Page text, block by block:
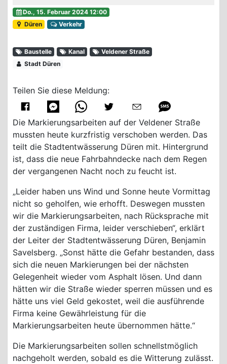
Do., 15. Februar 2024 12:00
Düren
Verkehr
Baustelle Kanal
Veldener Straße
Stadt Düren
Teilen Sie diese Meldung:
Die Markierungsarbeiten auf der Veldener Straße
mussten heute kurzfristig verschoben werden. Das
teilt die Stadtentwässerung Düren mit. Hintergrund
ist, dass die neue Fahrbahndecke nach dem Regen
der vergangenen Nacht noch zu feucht ist.
„Leider haben uns Wind und Sonne heute Vormittag
nicht so geholfen, wie erhofft. Deswegen mussten
wir die Markierungsarbeiten, nach Rücksprache mit
der zuständigen Firma, leider verschieben“, erklärt
der Leiter der Stadtentwässerung Düren, Benjamin
Savelsberg. „Sonst hätte die Gefahr bestanden, dass
sich die neuen Markierungen bei der nächsten
Gelegenheit wieder vom Asphalt lösen. Und dann
hätten wir die Straße wieder sperren müssen und es
hätte uns viel Geld gekostet, weil die ausführende
Firma keine Gewährleistung für die
Markierungsarbeiten heute übernommen hätte.“
Die Markierungsarbeiten sollen schnellstmöglich
nachgeholt werden, sobald es die Witterung zulässt.